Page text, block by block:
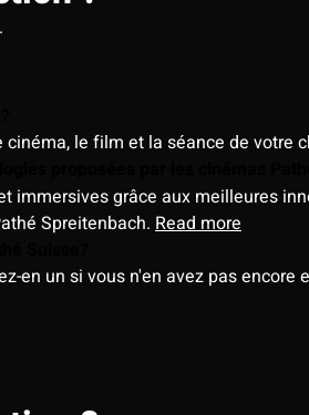
le film et la séance de votre
immersives grâce aux meilleures
Spreitenbach. Read more
en un si vous n'en avez pas